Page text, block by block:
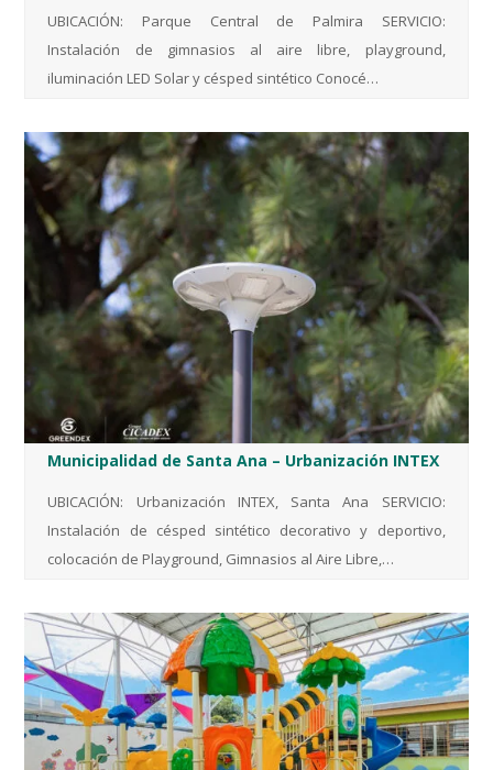
UBICACIÓN: Parque Central de Palmira SERVICIO:
Instalación de gimnasios al aire libre, playground,
iluminación LED Solar y césped sintético Conocé…
Municipalidad de Santa Ana – Urbanización INTEX
UBICACIÓN: Urbanización INTEX, Santa Ana SERVICIO:
Instalación de césped sintético decorativo y deportivo,
colocación de Playground, Gimnasios al Aire Libre,…